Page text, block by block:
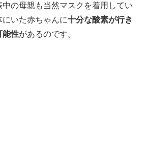
の母親も当然マスクを着用してい
いた赤ちゃんに十分な酸素が行き
能性があるのです。